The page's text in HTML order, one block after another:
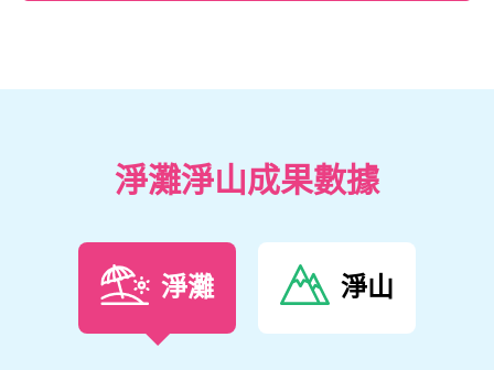
淨灘淨山成果數據
淨灘 淨山